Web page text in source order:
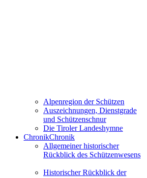
Alpenregion der Schützen
Auszeichnungen, Dienstgrade
und Schützenschnur
Die Tiroler Landeshymne
ChronikChronik
Allgemeiner historischer
Rückblick des Schützenwesens
Historischer Rückblick der